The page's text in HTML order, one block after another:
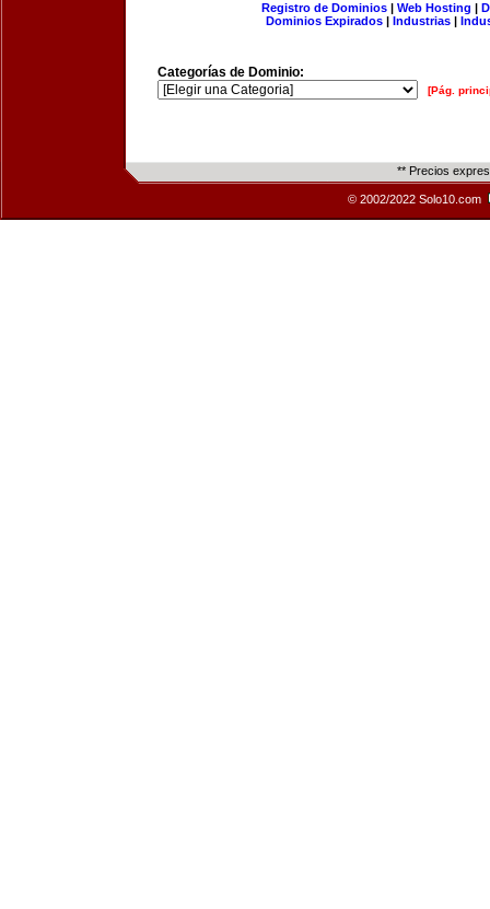
Registro de Dominios| Web Hosting |
Dominios Expirados | Industrias |
Categorías de Dominio:
[Pág.
** Precios
© 2002/2022 Solo10.com